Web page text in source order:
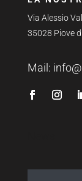
Via Alessio
35028 Piove
Mail: